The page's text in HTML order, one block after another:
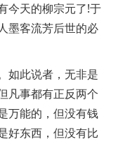
今天的柳宗元了!于
墨客流芳后世的必
如此说者，无非是
凡事都有正反两个
万能的，但没有钱
好东西，但没有比